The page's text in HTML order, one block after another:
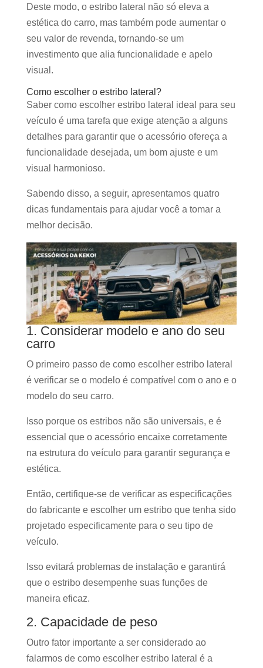
Deste modo, o estribo lateral não só eleva a
estética do carro, mas também pode aumentar o
seu valor de revenda, tornando-se um
investimento que alia funcionalidade e apelo
visual.
Como escolher o estribo lateral?
Saber como escolher estribo lateral ideal para seu
veículo é uma tarefa que exige atenção a alguns
detalhes para garantir que o acessório ofereça a
funcionalidade desejada, um bom ajuste e um
visual harmonioso.
Sabendo disso, a seguir, apresentamos quatro
dicas fundamentais para ajudar você a tomar a
melhor decisão.
1. Considerar modelo e ano do seu
carro
O primeiro passo de como escolher estribo lateral
é verificar se o modelo é compatível com o ano e o
modelo do seu carro.
Isso porque os estribos não são universais, e é
essencial que o acessório encaixe corretamente
na estrutura do veículo para garantir segurança e
estética.
Então, certifique-se de verificar as especificações
do fabricante e escolher um estribo que tenha sido
projetado especificamente para o seu tipo de
veículo.
Isso evitará problemas de instalação e garantirá
que o estribo desempenhe suas funções de
maneira eficaz.
2. Capacidade de peso
Outro fator importante a ser considerado ao
falarmos de como escolher estribo lateral é a